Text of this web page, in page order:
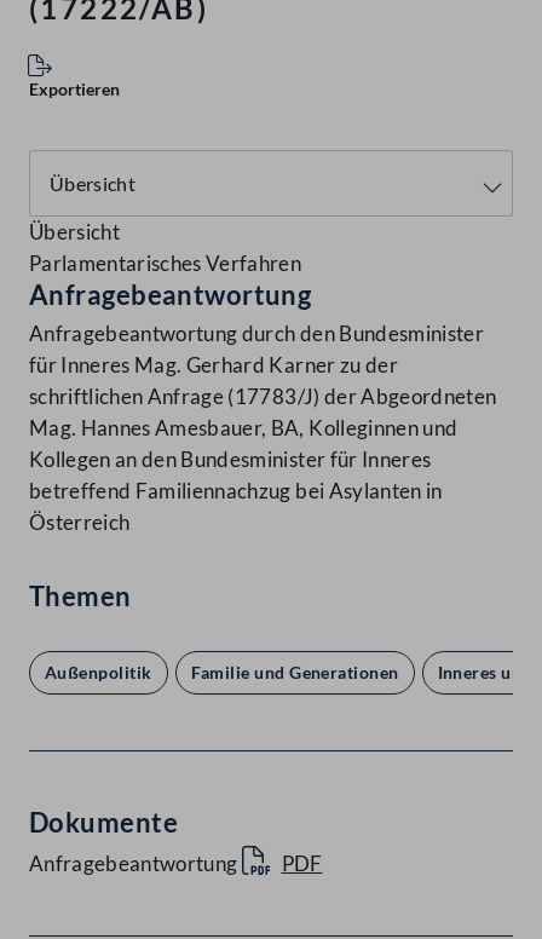
(17222/AB)
Exportieren
Übersicht
Parlamentarisches Verfahren
Anfragebeantwortung
Anfragebeantwortung durch den Bundesminister
für Inneres Mag. Gerhard Karner zu der
schriftlichen Anfrage (17783/J) der Abgeordneten
Mag. Hannes Amesbauer, BA, Kolleginnen und
Kollegen an den Bundesminister für Inneres
betreffend Familiennachzug bei Asylanten in
Österreich
Themen
Außenpolitik Familie und Generationen Inneres und
Dokumente
Anfragebeantwortung PDF